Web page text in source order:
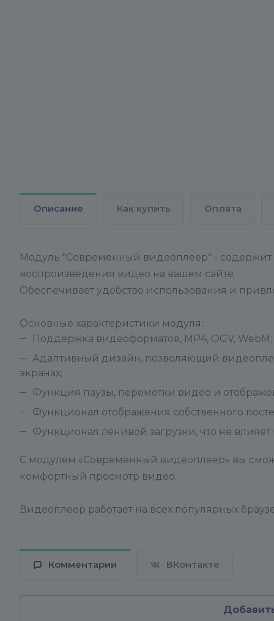
Описание Как купить Оплата
Модуль "Современный видеоплеер" - содержит
воспроизведения видео на вашем сайте.
Обеспечивает удобство использования и
Основные характеристики модуля:
Поддержка видеоформатов, MP4, OGV, WebM;
Адаптивный дизайн, позволяющий
экранах;
Функция паузы, перемотки видео и
Функционал отображения собственного
Функционал ленивой загрузки, что не
С модулем «Современный видеоплеер» вы
комфортный просмотр видео.
Видеоплеер работает на всех популярных
Комментарии ВКонтакте